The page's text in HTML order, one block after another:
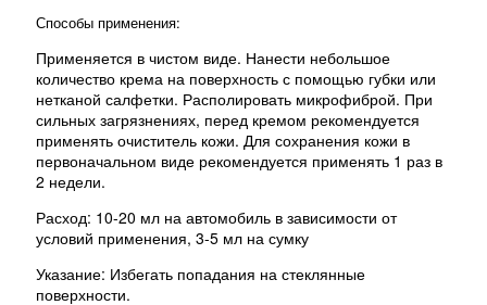
Способы применения:
Применяется в чистом виде. Нанести небольшое
количество крема на поверхность с помощью губки или
нетканой салфетки. Располировать микрофиброй. При
сильных загрязнениях, перед кремом рекомендуется
применять очиститель кожи. Для сохранения кожи в
первоначальном виде рекомендуется применять 1 раз в
2 недели.
Расход: 10-20 мл на автомобиль в зависимости от
условий применения, 3-5 мл на сумку
Указание: Избегать попадания на стеклянные
поверхности.